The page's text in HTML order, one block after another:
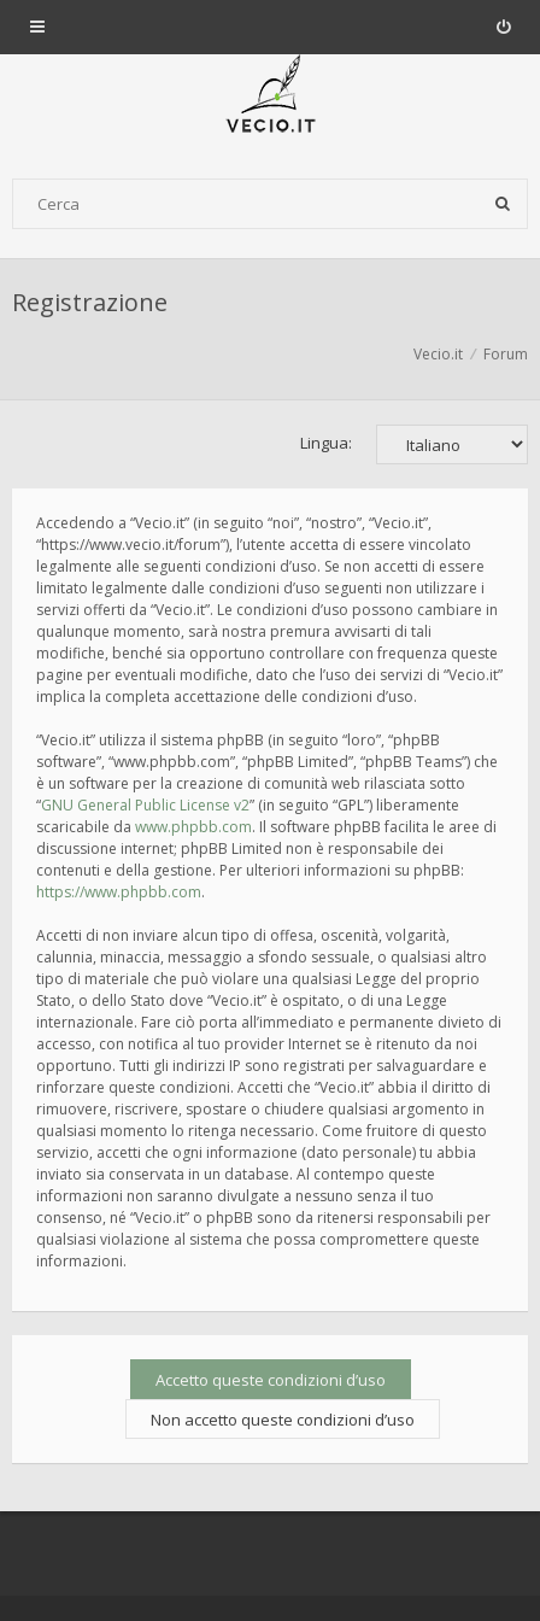
Registrazione
Vecio.it Forum
Lingua:
Accedendo a “Vecio.it” (in seguito “noi”, “nostro”, “Vecio.it”,
“https://www.vecio.it/forum”), l’utente accetta di essere vincolato
legalmente alle seguenti condizioni d’uso. Se non accetti di essere
limitato legalmente dalle condizioni d’uso seguenti non utilizzare i
servizi offerti da “Vecio.it”. Le condizioni d’uso possono cambiare in
qualunque momento, sarà nostra premura avvisarti di tali
modifiche, benché sia opportuno controllare con frequenza queste
pagine per eventuali modifiche, dato che l’uso dei servizi di “Vecio.it”
implica la completa accettazione delle condizioni d’uso.
“Vecio.it” utilizza il sistema phpBB (in seguito “loro”, “phpBB
software”, “www.phpbb.com”, “phpBB Limited”, “phpBB Teams”) che
è un software per la creazione di comunità web rilasciata sotto
“GNU General Public License v2” (in seguito “GPL”) liberamente
scaricabile da www.phpbb.com. Il software phpBB facilita le aree di
discussione internet; phpBB Limited non è responsabile dei
contenuti e della gestione. Per ulteriori informazioni su phpBB:
https://www.phpbb.com.
Accetti di non inviare alcun tipo di offesa, oscenità, volgarità,
calunnia, minaccia, messaggio a sfondo sessuale, o qualsiasi altro
tipo di materiale che può violare una qualsiasi Legge del proprio
Stato, o dello Stato dove “Vecio.it” è ospitato, o di una Legge
internazionale. Fare ciò porta all’immediato e permanente divieto di
accesso, con notifica al tuo provider Internet se è ritenuto da noi
opportuno. Tutti gli indirizzi IP sono registrati per salvaguardare e
rinforzare queste condizioni. Accetti che “Vecio.it” abbia il diritto di
rimuovere, riscrivere, spostare o chiudere qualsiasi argomento in
qualsiasi momento lo ritenga necessario. Come fruitore di questo
servizio, accetti che ogni informazione (dato personale) tu abbia
inviato sia conservata in un database. Al contempo queste
informazioni non saranno divulgate a nessuno senza il tuo
consenso, né “Vecio.it” o phpBB sono da ritenersi responsabili per
qualsiasi violazione al sistema che possa compromettere queste
informazioni.